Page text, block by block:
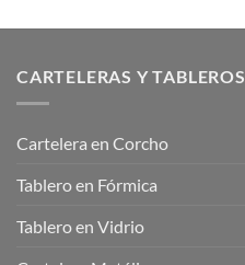
CARTELERAS Y TABLEROS
Cartelera en Corcho
Tablero en Fórmica
Tablero en Vidrio